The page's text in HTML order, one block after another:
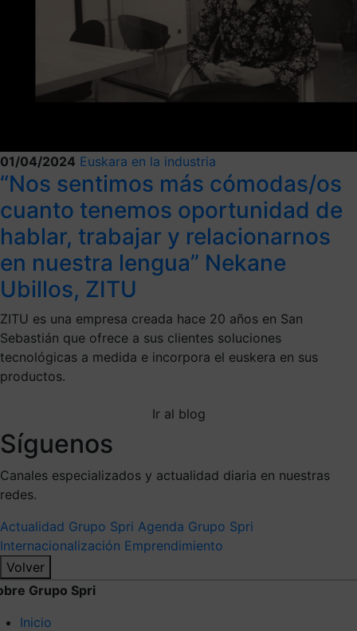
01/04/2024 Euskara en la industria
“Nos sentimos más cómodas/os
cuanto tenemos oportunidad de
hablar, trabajar y relacionarnos
en nuestra lengua” Nekane
Ubillos, ZITU
ZITU es una empresa creada hace 20 años en San
Sebastián que ofrece a sus clientes soluciones
tecnológicas a medida e incorpora el euskera en sus
productos.
Ir al blog
Síguenos
Canales especializados y actualidad diaria en nuestras
redes.
Actualidad Grupo Spri Agenda Grupo Spri
Internacionalización Emprendimiento
Volver
Grupo Spri
Inicio